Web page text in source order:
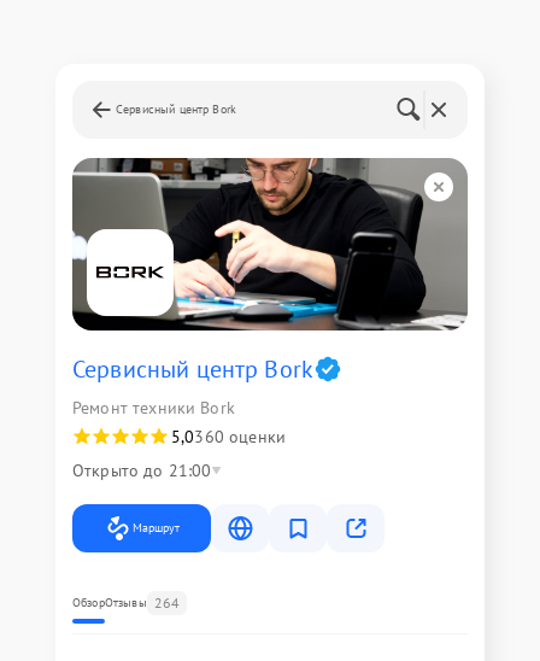
Сервисный центр Bork
Сервисный центр Bork
Ремонт техники Bork
5,0360 оценки
Открыто до 21:00
Маршрут
ОбзорОтзывы 264